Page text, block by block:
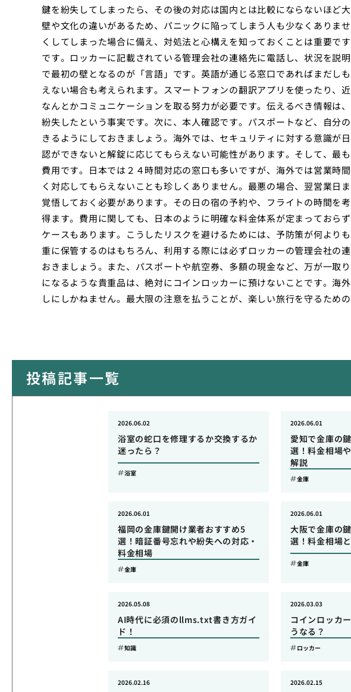
鍵を紛失してしまったら、その後の対応は国内とは比較にならないほど
壁や文化の違いがあるため、パニックに陥ってしまう人も少なくありま
くしてしまった場合に備え、対処法と心構えを知っておくことは重要で
です。ロッカーに記載されている管理会社の連絡先に電話し、状況を説
で最初の壁となるのが「言語」です。英語が通じる窓口であればまだし
えない場合も考えられます。スマートフォンの翻訳アプリを使ったり、
なんとかコミュニケーションを取る努力が必要です。伝えるべき情報は
紛失したという事実です。次に、本人確認です。パスポートなど、自分
きるようにしておきましょう。海外では、セキュリティに対する意識が
認ができないと解錠に応じてもらえない可能性があります。そして、最
費用です。日本では２４時間対応の窓口も多いですが、海外では営業時
く対応してもらえないことも珍しくありません。最悪の場合、翌営業日
覚悟しておく必要があります。その日の宿の予約や、フライトの時間を
得ます。費用に関しても、日本のように明確な料金体系が定まっておら
ケースもあります。こうしたリスクを避けるためには、予防策が何より
重に保管するのはもちろん、利用する際には必ずロッカーの管理会社の
おきましょう。また、パスポートや航空券、多額の現金など、万が一取
になるような貴重品は、絶対にコインロッカーに預けないことです。海
しにしかねません。最大限の注意を払うことが、楽しい旅行を守るための
投稿記事一覧
浴室の蛇口を修理するか交換するか
迷ったら？
2026.06.02
浴室
愛知で金庫の
選！料金相場
解説
2026.06.01
金庫
福岡の金庫鍵開け業者おすすめ5
選！暗証番号忘れや紛失への対応・
料金相場
2026.06.01
金庫
大阪で金庫の
選！料金相場
2026.06.01
金庫
AI時代に必須のllms.txt書き方ガイ
ド！
2026.05.08
知識
コインロッカ
うなる？
2026.03.03
ロッカー
2026.02.16 2026.02.15